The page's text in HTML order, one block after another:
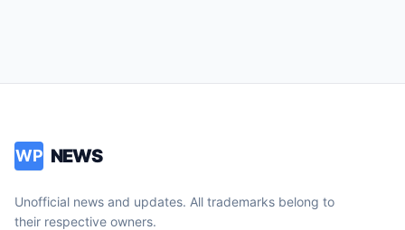
WP NEWS
Unofficial news and updates. All trademarks belong to
their respective owners.